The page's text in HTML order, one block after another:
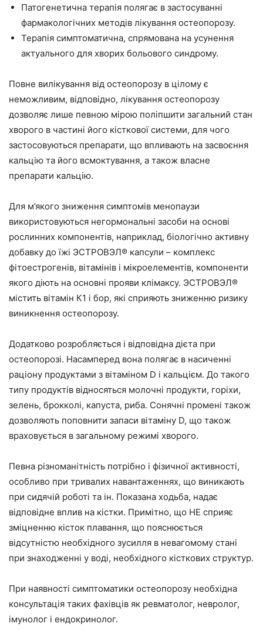
Патогенетична терапія полягає в застосуванні
фармакологічних методів лікування остеопорозу.
Терапія симптоматична, спрямована на усунення
актуального для хворих больового синдрому.
Повне вилікування від остеопорозу в цілому є
неможливим, відповідно, лікування остеопорозу
дозволяє лише певною мірою поліпшити загальний стан
хворого в частині його кісткової системи, для чого
застосовуються препарати, що впливають на засвоєння
кальцію та його всмоктування, а також власне
препарати кальцію.
Для м’якого зниження симптомів менопаузи
використовуються негормональні засоби на основі
рослинних компонентів, наприклад, біологічно активну
добавку до їжі ЭСТРОВЭЛ® капсули – комплекс
фітоестрогенів, вітамінів і мікроелементів, компоненти
якого діють на основні прояви клімаксу. ЭСТРОВЭЛ®
містить вітамін К1 і бор, які сприяють зниженню ризику
виникнення остеопорозу.
Додатково розробляється і відповідна дієта при
остеопорозі. Насамперед вона полягає в насиченні
раціону продуктами з вітаміном D і кальцієм. До такого
типу продуктів відносяться молочні продукти, горіхи,
зелень, брокколі, капуста, риба. Сонячні промені також
дозволяють поповнити запаси вітаміну D, що також
враховується в загальному режимі хворого.
Певна різноманітність потрібно і фізичної активності,
особливо при тривалих навантаженнях, що виникають
при сидячій роботі та ін. Показана ходьба, надає
відповідне вплив на кістки. Примітно, що НЕ сприяє
зміцненню кісток плавання, що пояснюється
відсутністю необхідного зусилля в невагомому стані
при знаходженні у воді, необхідного кісткових структур.
При наявності симптоматики остеопорозу необхідна
консультація таких фахівців як ревматолог, невролог,
імунолог і ендокринолог.